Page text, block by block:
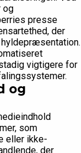
og
presse
der
vigtigere for
og
som
eller ikke-
der